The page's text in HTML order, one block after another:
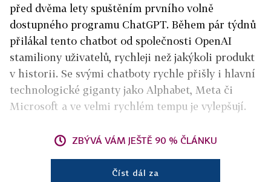
před dvěma lety spuštěním prvního volně
dostupného programu ChatGPT. Během pár týdnů
přilákal tento chatbot od společnosti OpenAI
stamiliony uživatelů, rychleji než jakýkoli produkt
v historii. Se svými chatboty rychle přišly i hlavní
technologické giganty jako Alphabet, Meta či
Microsoft a ve velmi rychlém tempu je vylepšují.
ZBÝVÁ VÁM JEŠTĚ 90 % ČLÁNKU
Číst dál za